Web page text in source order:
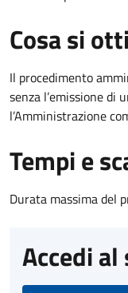
Cosa si
Il procedimento
senza l’emissione di
l’Amministrazione
Tempi e
Durata massima del
Accedi